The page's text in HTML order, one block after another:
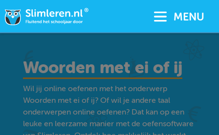
MENU
Woorden met ei of ij
Wil jij online oefenen met het onderwerp
Woorden met ei of ij? Of wil je andere taal
onderwerpen online oefenen? Dat kan op een
leuke en leerzame manier met de oefensoftware